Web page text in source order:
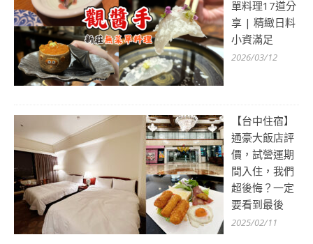
單料理17道分
享 | 精緻日料
小資滿足
2026/03/12
【台中住宿】
通豪大飯店評
價，試營運期
間入住，我們
超後悔？一定
要看到最後
2025/02/11